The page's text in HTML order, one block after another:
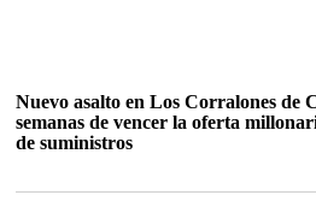
Nuevo asalto en Los Corralones de
semanas de vencer la oferta
de suministros